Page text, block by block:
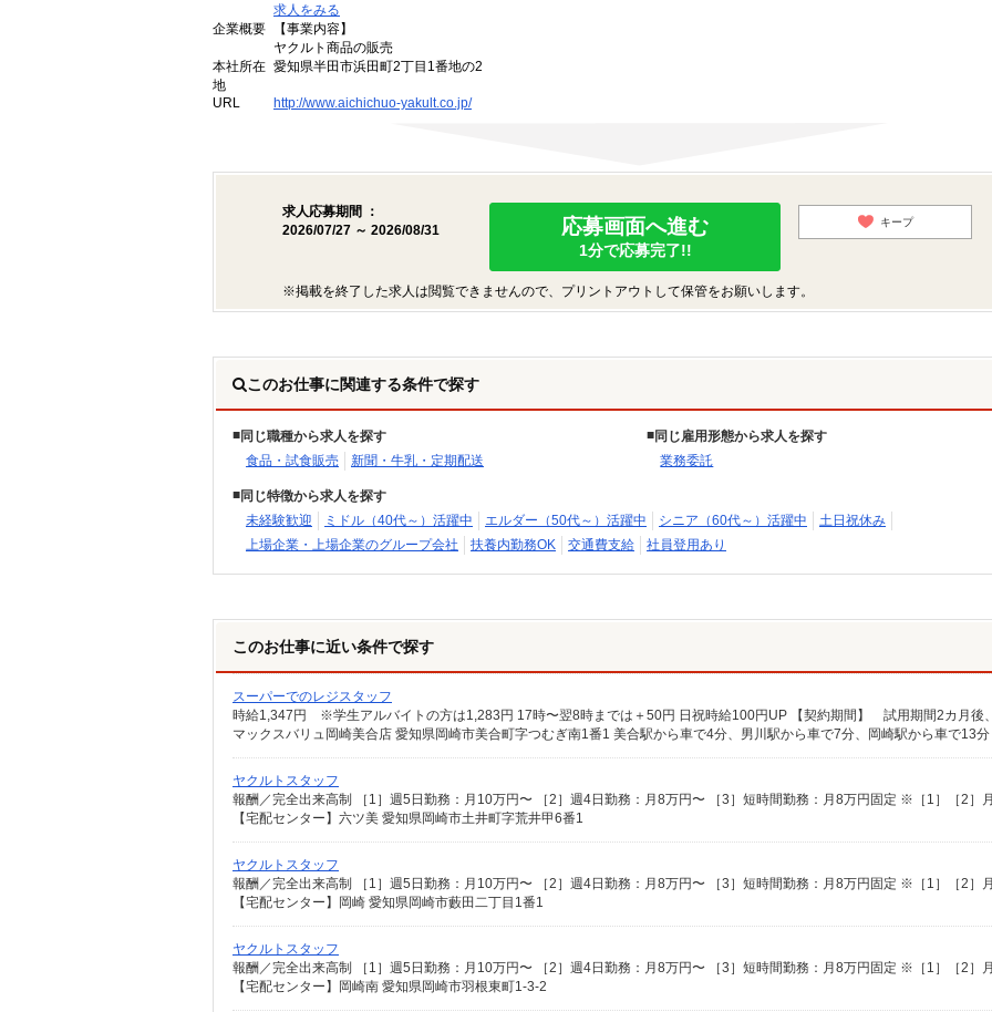
求人をみる
企業概要
【事業内容】
ヤクルト商品の販売
本社所在
地
愛知県半田市浜田町2丁目1番地の2
URL http://www.aichichuo-yakult.co.jp/
求人応募期間 ：
2026/07/27 ～ 2026/08/31
応募画面へ進む
1分で応募完了!!
キープ
※掲載を終了した求人は閲覧できませんので、プリントアウトして保管をお願いします。
このお仕事に関連する条件で探す
同じ職種から求人を探す
食品・試食販売
新聞・牛乳・定期配送
同じ雇用形態から求人を探す
業務委託
同じ特徴から求人を探す
未経験歓迎
ミドル（40代～）活躍中 エルダー（50代～）活躍中 シニア（60代～）活躍中
土日祝休み
上場企業・上場企業のグループ会社
扶養内勤務OK 交通費支給 社員登用あり
このお仕事に近い条件で探す
スーパーでのレジスタッフ
ヤクルトスタッフ
【宅配センター】六ツ美 愛知県岡崎市土井町字荒井甲6番1
ヤクルトスタッフ
【宅配センター】岡崎 愛知県岡崎市藪田二丁目1番1
ヤクルトスタッフ
【宅配センター】岡崎南 愛知県岡崎市羽根東町1-3-2